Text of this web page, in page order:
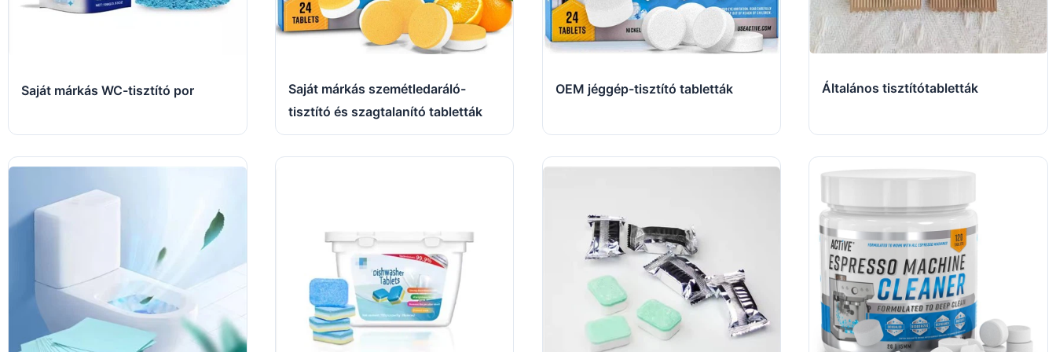
Saját márkás WC-tisztító por
Saját márkás szemétledaráló-
tisztító és szagtalanító tabletták
OEM jéggép-tisztító tabletták Általános tisztítótabletták